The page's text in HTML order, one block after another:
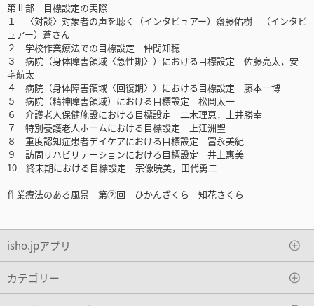
第Ⅱ部 目標設定の実際
１ 〈対談〉対象者の声を聴く（インタビュアー）齋藤佑樹 （インタビ
ュアー）蒼さん
２ 学校作業療法での目標設定 仲間知穂
３ 病院（身体障害領域〈急性期〉）における目標設定 佐藤亮太，安
宅航太
４ 病院（身体障害領域〈回復期〉）における目標設定 藤本一博
５ 病院（精神障害領域）における目標設定 松岡太一
６ 介護老人保健施設における目標設定 二木理恵，土井勝幸
７ 特別養護老人ホームにおける目標設定 上江洲聖
８ 重度認知症患者デイケアにおける目標設定 冨永美紀
９ 訪問リハビリテーションにおける目標設定 井上惠美
10 終末期における目標設定 宗像暁美，田代勇二
作業療法のある風景 第②回 ひかんざくら 知花さくら
isho.jpアプリ
カテゴリー